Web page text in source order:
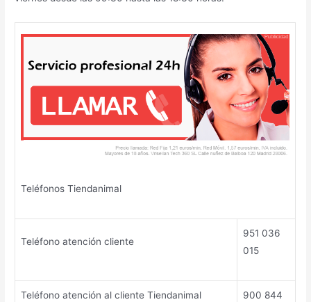
Teléfonos Tiendanimal
Teléfono atención cliente
951 036
015
Teléfono atención al cliente Tiendanimal
900 844